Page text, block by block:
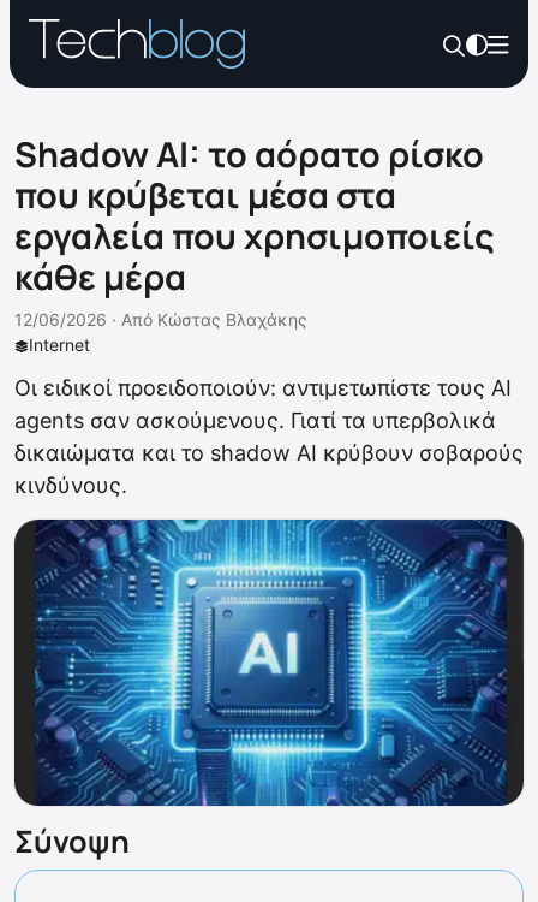
Shadow AI: το αόρατο ρίσκο
που κρύβεται μέσα στα
εργαλεία που χρησιμοποιείς
κάθε μέρα
Internet
12/06/2026 · Από Κώστας Βλαχάκης
Οι ειδικοί προειδοποιούν: αντιμετωπίστε τους AI
agents σαν ασκούμενους. Γιατί τα υπερβολικά
δικαιώματα και το shadow AI κρύβουν σοβαρούς
κινδύνους.
Σύνοψη